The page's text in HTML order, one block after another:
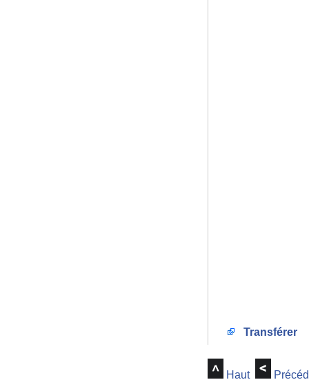
Transférer
Haut